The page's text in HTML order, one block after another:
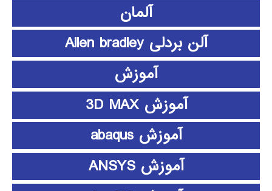
آلمان
آلن بردلی Allen bradley
آموزش
آموزش 3D MAX
آموزش abaqus
آموزش ANSYS